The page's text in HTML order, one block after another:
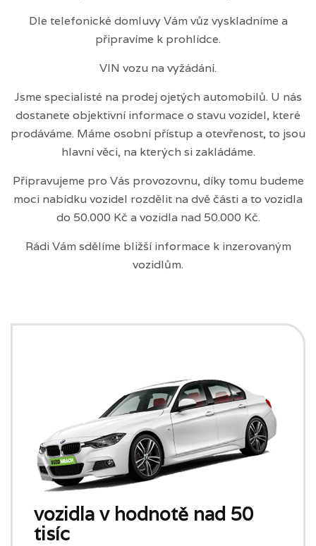
Dle telefonické domluvy Vám vůz vyskladníme a
připravíme k prohlídce.
VIN vozu na vyžádání.
Jsme specialisté na prodej ojetých automobilů. U nás
dostanete objektivní informace o stavu vozidel, které
prodáváme. Máme osobní přístup a otevřenost, to jsou
hlavní věci, na kterých si zakládáme.
Připravujeme pro Vás provozovnu, díky tomu budeme
moci nabídku vozidel rozdělit na dvě části a to vozidla
do 50.000 Kč a vozidla nad 50.000 Kč.
Rádi Vám sdělíme bližší informace k inzerovaným
vozidlům.
vozidla v hodnotě nad 50
tisíc